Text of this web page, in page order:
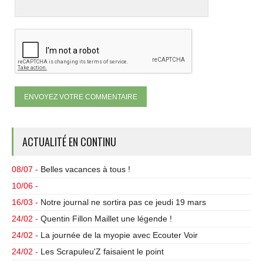
ACTUALITÉ EN CONTINU
08/07 - Belles vacances à tous !
10/06 -
16/03 - Notre journal ne sortira pas ce jeudi 19 mars
24/02 - Quentin Fillon Maillet une légende !
24/02 - La journée de la myopie avec Ecouter Voir
24/02 - Les Scrapuleu'Z faisaient le point